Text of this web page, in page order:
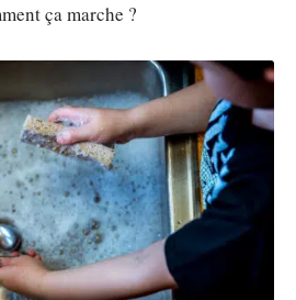
ça marche ?